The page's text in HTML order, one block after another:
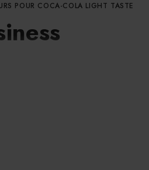
POUR COCA-COLA LIGHT TASTE